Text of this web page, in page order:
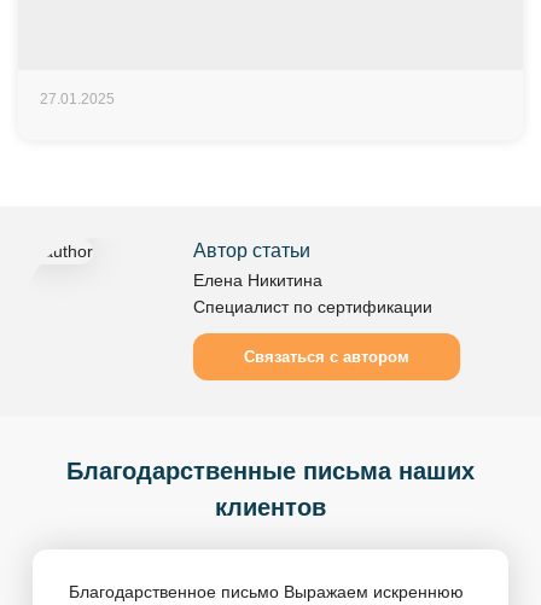
27.01.2025
Автор статьи
Елена Никитина
Специалист по сертификации
Связаться с автором
Благодарственные письма наших
клиентов
Благодарственное письмо Выражаем искреннюю